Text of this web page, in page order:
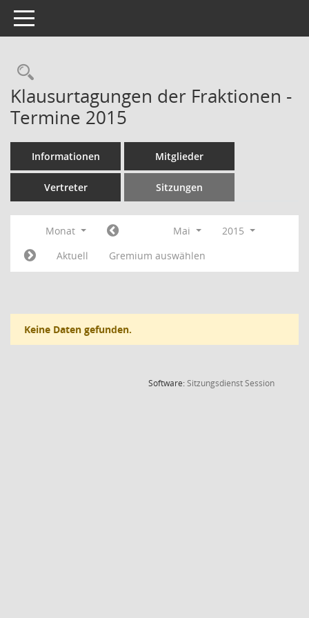
Toggle navigation
Rechercheauswahl
Klausurtagungen der Fraktionen -
Termine 2015
Informationen Mitglieder
Vertreter Sitzungen
Monat Mai
2015
Aktuell
Gremium auswählen
Keine Daten gefunden.
Software:SitzungsdienstSession(Wird in